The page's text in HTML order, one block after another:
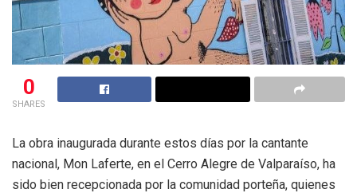
0
SHARES
La obra inaugurada durante estos días por la cantante
nacional, Mon Laferte, en el Cerro Alegre de Valparaíso, ha
sido bien recepcionada por la comunidad porteña, quienes